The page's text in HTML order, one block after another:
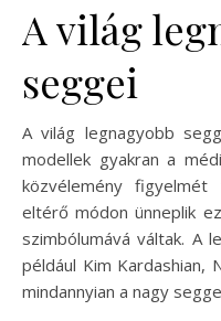
A világ
seggei
A világ legnagyobb
modellek gyakran a
közvélemény figyelmét
eltérő módon ünneplik
szimbólumává váltak. A
például Kim Kardashian,
mindannyian a nagy